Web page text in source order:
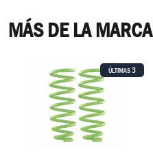
MÁS DE LA MARCA
ÚLTIMAS3